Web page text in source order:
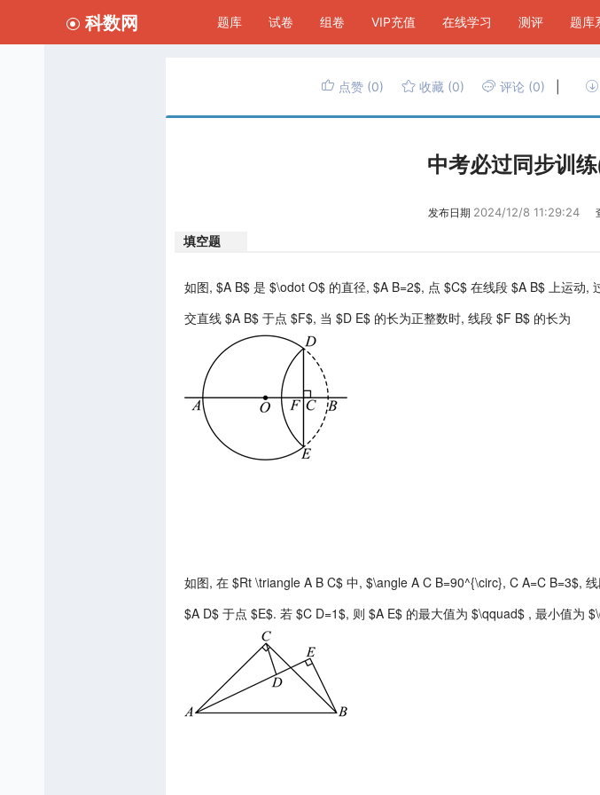
科数网 题库 试卷 组卷 VIP充值 在线学习 测评 题库
点赞 (0) 收藏 (0) 评论 (0)
中考必过同步训练
发布日期 2024/12/8 11:29:24
填空题
如图, $A B$ 是 $\odot O$ 的直径, $A B=2$, 点 $C$ 在线段 $A B$ 上运动
交直线 $A B$ 于点 $F$, 当 $D E$ 的长为正整数时, 线段 $F B$ 的长为
如图, 在 $Rt \triangle A B C$ 中, $\angle A C B=90^{\circ}, C A=C B=3$,
$A D$ 于点 $E$. 若 $C D=1$, 则 $A E$ 的最大值为 $\qquad$ , 最小值为